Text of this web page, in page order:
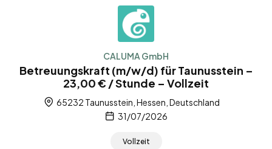
CALUMA GmbH
Betreuungskraft (m/w/d) für Taunusstein –
23,00 € / Stunde – Vollzeit
65232 Taunusstein, Hessen, Deutschland
31/07/2026
Vollzeit